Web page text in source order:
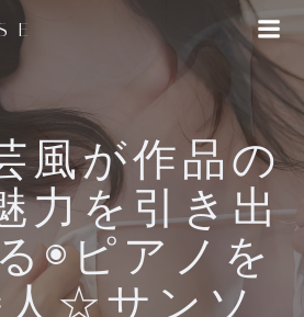
ツ
へ
ス
キ
ッ
プ
風が作品の
力を引き出
◉ピアノを
☆サンソ